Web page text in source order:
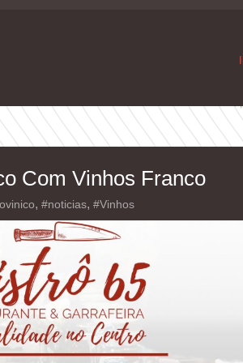
Com Vinhos Franco
, #noticias, #Vinhos